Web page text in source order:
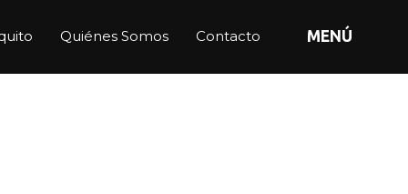
Quiénes Somos Contacto MENÚ